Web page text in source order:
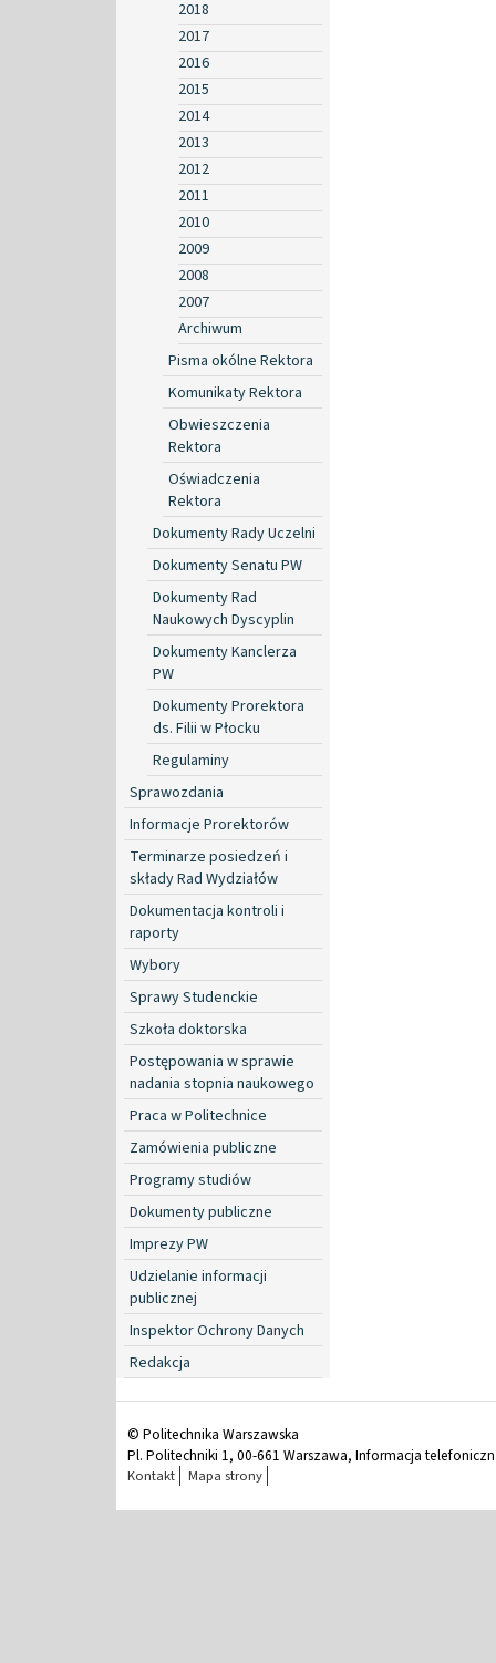
2018
2017
2016
2015
2014
2013
2012
2011
2010
2009
2008
2007
Archiwum
Pisma okólne Rektora
Komunikaty Rektora
Obwieszczenia
Rektora
Oświadczenia
Rektora
Dokumenty Rady Uczelni
Dokumenty Senatu PW
Dokumenty Rad
Naukowych Dyscyplin
Dokumenty Kanclerza
PW
Dokumenty Prorektora
ds. Filii w Płocku
Regulaminy
Sprawozdania
Informacje Prorektorów
Terminarze posiedzeń i
składy Rad Wydziałów
Dokumentacja kontroli i
raporty
Wybory
Sprawy Studenckie
Szkoła doktorska
Postępowania w sprawie
nadania stopnia naukowego
Praca w Politechnice
Zamówienia publiczne
Programy studiów
Dokumenty publiczne
Imprezy PW
Udzielanie informacji
publicznej
Inspektor Ochrony Danych
Redakcja
© Politechnika Warszawska
Pl. Politechniki 1, 00-661 Warszawa, Informacja
Kontakt Mapa strony